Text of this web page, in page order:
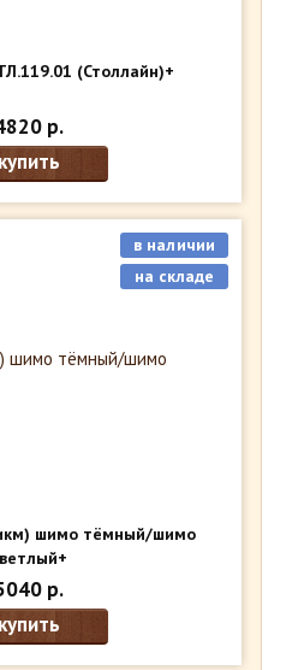
(Столлайн)+
р.
купить
шимо тёмный/шимо
в наличии
на складе
р.
купить